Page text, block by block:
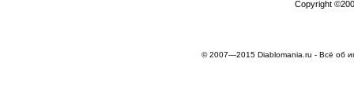
Copyright
© 2007—2015 Diablomania.ru - Всё об